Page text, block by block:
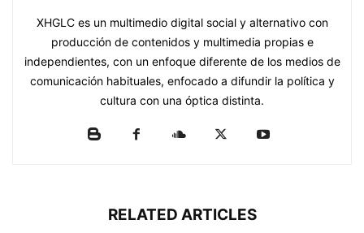
XHGLC es un multimedio digital social y alternativo con
producción de contenidos y multimedia propias e
independientes, con un enfoque diferente de los medios de
comunicación habituales, enfocado a difundir la política y
cultura con una óptica distinta.
RELATED ARTICLES